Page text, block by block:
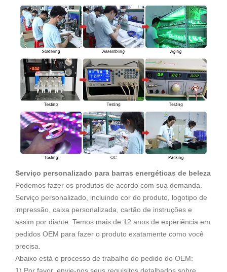
Serviço personalizado para barras energéticas de beleza
Podemos fazer os produtos de acordo com sua demanda.
Serviço personalizado, incluindo cor do produto, logotipo de
impressão, caixa personalizada, cartão de instruções e
assim por diante. Temos mais de 12 anos de experiência em
pedidos OEM para fazer o produto exatamente como você
precisa.
Abaixo está o processo de trabalho do pedido do OEM: